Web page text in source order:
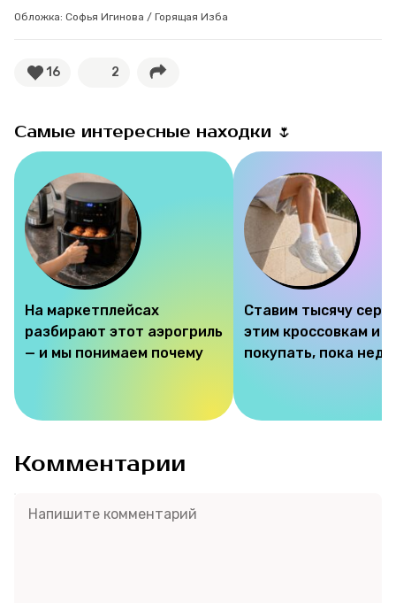
Обложка: Софья Игинова / Горящая Изба
16 2
Самые интересные находки 🌷
На маркетплейсах
разбирают этот аэрогриль
— и мы понимаем почему
Ставим тысячу
этим кроссовкам и
покупать, пока
Комментарии